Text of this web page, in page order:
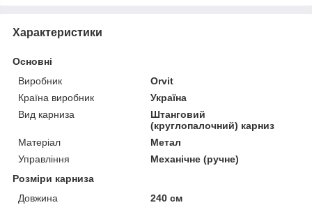
Характеристики
Основні
Виробник
Orvit
Країна виробник
Україна
Вид карниза
Штанговий
(круглопалочний) карниз
Матеріал
Метал
Управління
Механічне (ручне)
Розміри карниза
Довжина
240 см